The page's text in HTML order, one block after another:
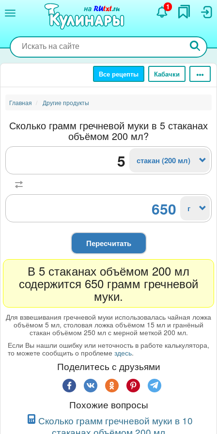
содержанию
1
Все рецепты Кабачки
Главная Другие продукты
Сколько грамм гречневой муки в 5 стаканах
объёмом 200 мл?
стакан (200 мл)
650 г
Пересчитать
В 5 стаканах объёмом 200 мл
содержится 650 грамм гречневой
муки.
Для взвешивания гречневой муки использовалась чайная ложка
объёмом 5 мл, столовая ложка объёмом 15 мл и гранёный
стакан объёмом 250 мл с мерной меткой 200 мл.
Если Вы нашли ошибку или неточность в работе калькулятора,
то можете сообщить о проблеме здесь.
Поделитесь с друзьями
Похожие вопросы
Сколько грамм гречневой муки в 10